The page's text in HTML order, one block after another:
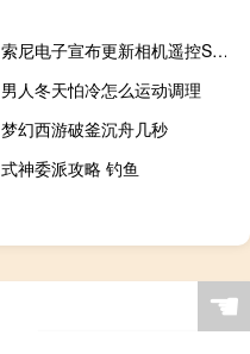
索尼电子宣布更新相机遥控SDK增强无人机应用功能
男人冬天怕冷怎么运动调理
梦幻西游破釜沉舟几秒
式神委派攻略 钓鱼
☚